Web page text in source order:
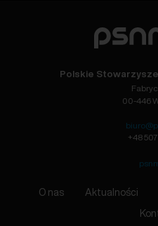
Polskie
00-446
+48
O nas Aktualności